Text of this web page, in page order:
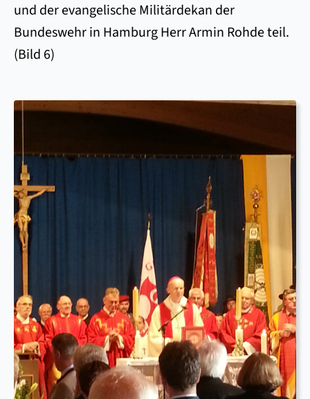
und der evangelische Militärdekan der
Bundeswehr in Hamburg Herr Armin Rohde teil.
(Bild 6)